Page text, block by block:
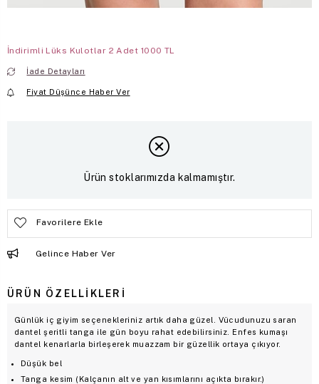
İndirimli Lüks Kulotlar 2 Adet 1000 TL
İade Detayları
Fiyat Düşünce Haber Ver
Ürün stoklarımızda kalmamıştır.
Favorilere Ekle
Gelince Haber Ver
ÜRÜN ÖZELLIKLERI
Günlük iç giyim seçenekleriniz artık daha güzel. Vücudunuzu saran
dantel şeritli tanga ile gün boyu rahat edebilirsiniz. Enfes kumaşı
dantel kenarlarla birleşerek muazzam bir güzellik ortaya çıkıyor.
Düşük bel
Tanga kesim (Kalçanın alt ve yan kısımlarını açıkta bırakır.)